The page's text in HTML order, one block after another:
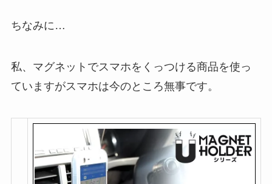
ちなみに…
私、マグネットでスマホをくっつける商品を使っ
ていますがスマホは今のところ無事です。